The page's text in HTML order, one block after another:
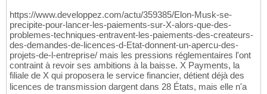
https://www.developpez.com/actu/359385/Elon-Musk-se-
precipite-pour-lancer-les-paiements-sur-X-alors-que-des-
problemes-techniques-entravent-les-paiements-des-createurs-
des-demandes-de-licences-d-Etat-donnent-un-apercu-des-
projets-de-l-entreprise/ mais les pressions réglementaires l'ont
contraint à revoir ses ambitions à la baisse. X Payments, la
filiale de X qui proposera le service financier, détient déjà des
licences de transmission dargent dans 28 États, mais elle n'a